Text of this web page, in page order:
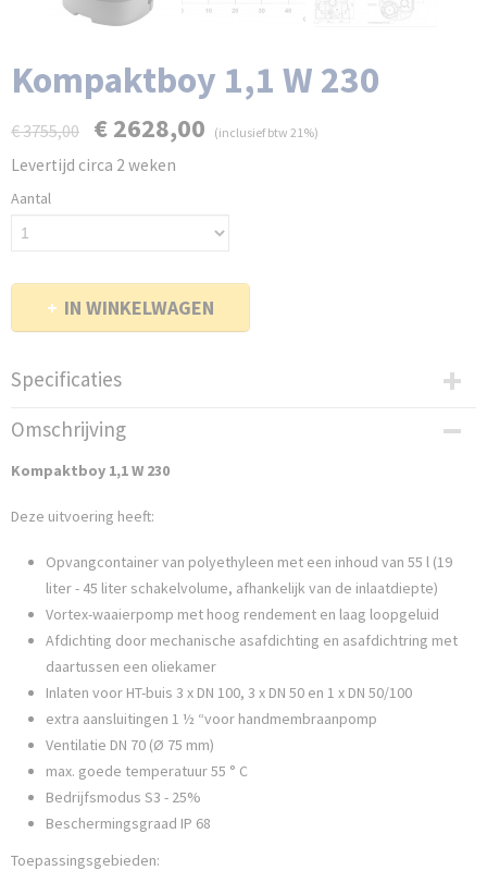
Kompaktboy 1,1 W 230
€ 3755,00 € 2628,00 (inclusief btw 21%)
Levertijd circa 2 weken
Aantal
IN WINKELWAGEN
Specificaties
Productcode leverancier
10428
Bruto gewicht
Omschrijving
Kompaktboy 1,1 W 230
Deze uitvoering heeft:
Opvangcontainer van polyethyleen met een inhoud van 55 l (19
liter - 45 liter schakelvolume, afhankelijk van de inlaatdiepte)
Vortex-waaierpomp met hoog rendement en laag loopgeluid
Afdichting door mechanische asafdichting en asafdichtring met
daartussen een oliekamer
Inlaten voor HT-buis 3 x DN 100, 3 x DN 50 en 1 x DN 50/100
extra aansluitingen 1 ½ “voor handmembraanpomp
Ventilatie DN 70 (Ø 75 mm)
max. goede temperatuur 55 ° C
Bedrijfsmodus S3 - 25%
Beschermingsgraad IP 68
Toepassingsgebieden: